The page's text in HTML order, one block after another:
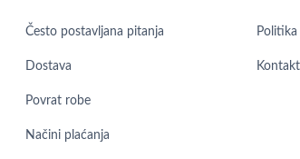
Često postavljana pitanja
Dostava
Povrat robe
Načini plaćanja
Kontakt